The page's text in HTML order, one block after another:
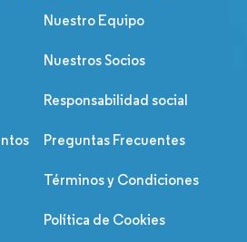
Nuestro Equipo
Nuestros Socios
Responsabilidad social
Preguntas Frecuentes
Términos y Condiciones
Política de Cookies